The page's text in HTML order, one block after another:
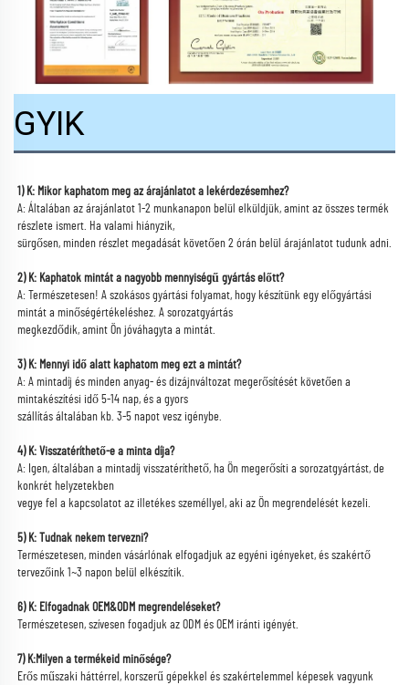
GYIK
1) K: Mikor kaphatom meg az árajánlatot a lekérdezésemhez?
A: Általában az árajánlatot 1-2 munkanapon belül elküldjük, amint az összes termék
részlete ismert. Ha valami hiányzik,
2) K: Kaphatok mintát a nagyobb mennyiségű gyártás előtt?
A: Természetesen! A szokásos gyártási folyamat, hogy készítünk egy előgyártási
mintát a minőségértékeléshez. A sorozatgyártás
megkezdődik, amint Ön jóváhagyta a mintát.
3) K: Mennyi idő alatt kaphatom meg ezt a mintát?
A: A mintadíj és minden anyag- és dizájnváltozat megerősítését követően a
mintakészítési idő 5-14 nap, és a gyors
szállítás általában kb. 3-5 napot vesz igénybe.
4) K: Visszatéríthető-e a minta díja?
A: Igen, általában a mintadíj visszatéríthető, ha Ön megerősíti a sorozatgyártást, de
konkrét helyzetekben
vegye fel a kapcsolatot az illetékes személlyel, aki az Ön megrendelését kezeli.
5) K: Tudnak nekem tervezni?
Természetesen, minden vásárlónak elfogadjuk az egyéni igényeket, és szakértő
tervezőink 1~3 napon belül elkészítik.
6) K: Elfogadnak OEM&ODM megrendeléseket?
Természetesen, szívesen fogadjuk az ODM és OEM iránti igényét.
7) K:Milyen a termékeid minősége?
Erős műszaki háttérrel, korszerű gépekkel és szakértelemmel képesek vagyunk